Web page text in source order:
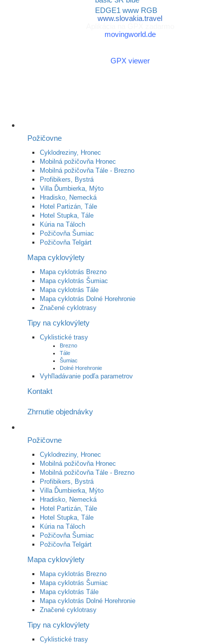
www.slovakia.travel
movingworld.de
GPX viewer
Požičovne
Cyklodreziny, Hronec
Mobilná požičovňa Hronec
Mobilná požičovňa Tále - Brezno
Profibikers, Bystrá
Villa Ďumbierka, Mýto
Hradisko, Nemecká
Hotel Partizán, Tále
Hotel Stupka, Tále
Kúria na Táloch
Požičovňa Šumiac
Požičovňa Telgárt
Mapa cyklovýlety
Mapa cyklotrás Brezno
Mapa cyklotrás Šumiac
Mapa cyklotrás Tále
Mapa cyklotrás Dolné Horehronie
Značené cyklotrasy
Tipy na cyklovýlety
Cyklistické trasy
Brezno
Tále
Šumiac
Dolné Horehronie
Vyhľladávanie podľa parametrov
Kontakt
Zhrnutie objednávky
Požičovne
Cyklodreziny, Hronec
Mobilná požičovňa Hronec
Mobilná požičovňa Tále - Brezno
Profibikers, Bystrá
Villa Ďumbierka, Mýto
Hradisko, Nemecká
Hotel Partizán, Tále
Hotel Stupka, Tále
Kúria na Táloch
Požičovňa Šumiac
Požičovňa Telgárt
Mapa cyklovýlety
Mapa cyklotrás Brezno
Mapa cyklotrás Šumiac
Mapa cyklotrás Tále
Mapa cyklotrás Dolné Horehronie
Značené cyklotrasy
Tipy na cyklovýlety
Cyklistické trasy